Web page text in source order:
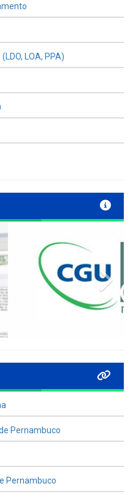
LOA, PPA)
Pernambuco
Pernambuco